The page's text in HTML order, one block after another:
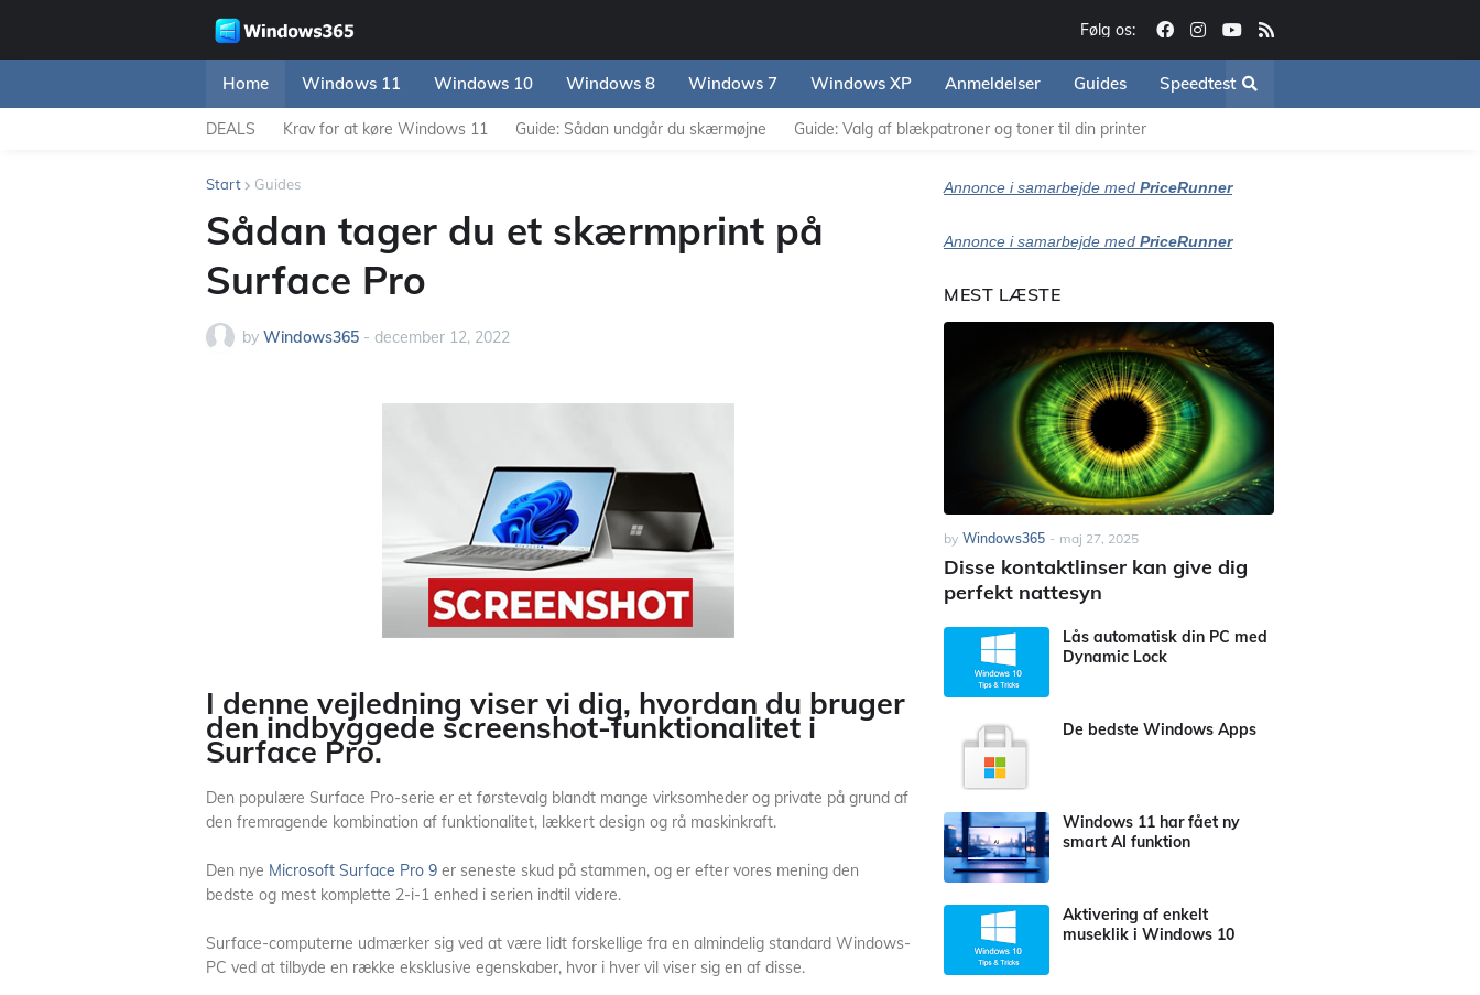
Følg os:
Home Windows 11 Windows 10 Windows 8 Windows 7 Windows XP Anmeldelser Guides Speedtest
DEALS Krav for at køre Windows 11 Guide: Sådan undgår du skærmøjne Guide: Valg af blækpatroner og toner til din printer
Start Guides
Sådan tager du et skærmprint på
Surface Pro
by Windows365 - december 12, 2022
I denne vejledning viser vi dig, hvordan du bruger
den indbyggede screenshot-funktionalitet i
Surface Pro.
Den populære Surface Pro-serie er et førstevalg blandt mange virksomheder og private på grund af
den fremragende kombination af funktionalitet, lækkert design og rå maskinkraft.
Den nye Microsoft Surface Pro 9 er seneste skud på stammen, og er efter vores mening den
bedste og mest komplette 2-i-1 enhed i serien indtil videre.
Surface-computerne udmærker sig ved at være lidt forskellige fra en almindelig standard Windows-
PC ved at tilbyde en række eksklusive egenskaber, hvor i hver vil viser sig en af disse.
Annonce i samarbejde med PriceRunner
Annonce i samarbejde med PriceRunner
MEST LÆSTE
by Windows365 - maj 27, 2025
Disse kontaktlinser kan give dig
perfekt nattesyn
Lås automatisk din PC med
Dynamic Lock
De bedste Windows Apps
Windows 11 har fået ny
smart AI funktion
Aktivering af enkelt
museklik i Windows 10